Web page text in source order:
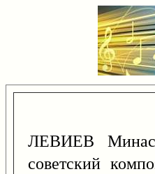
ЛЕВИЕВ
советский